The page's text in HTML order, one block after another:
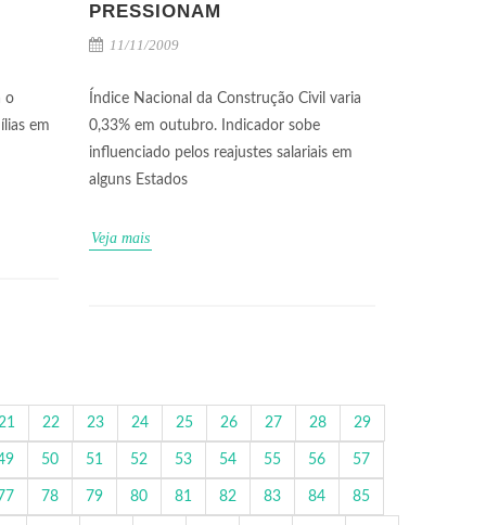
o
em
PRESSIONAM
11/11/2009
Índice Nacional da Construção Civil varia
0,33% em outubro. Indicador sobe
influenciado pelos reajustes salariais em
alguns Estados
Veja mais
22 23 24 25 26 27 28 29
50 51 52 53 54 55 56 57
78 79 80 81 82 83 84 85